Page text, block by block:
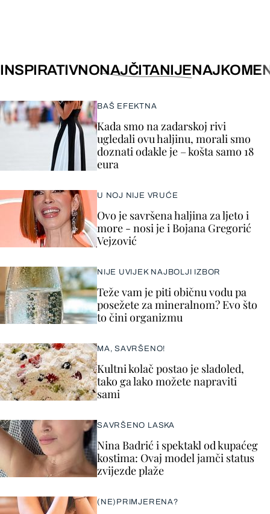
INSPIRATIVNONAJČITANIJE
BAŠ EFEKTNA
Kada smo na zadarskoj rivi
ugledali ovu haljinu, morali smo
doznati odakle je – košta samo 18
eura
U NOJ NIJE VRUĆE
Ovo je savršena haljina za ljeto i
more - nosi je i Bojana Gregorić
Vejzović
NIJE UVIJEK NAJBOLJI IZBOR
Teže vam je piti običnu vodu pa
posežete za mineralnom? Evo što
to čini organizmu
MA, SAVRŠENO!
Kultni kolač postao je sladoled,
tako ga lako možete napraviti
sami
SAVRŠENO LASKA
Nina Badrić i spektakl od kupaćeg
kostima: Ovaj model jamči status
zvijezde plaže
(NE)PRIMJERENA?